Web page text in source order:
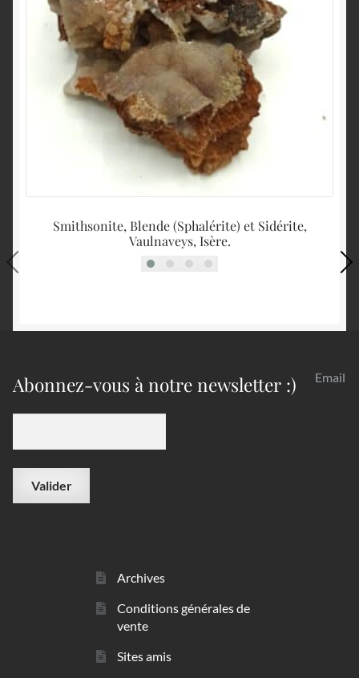
Smithsonite, Blende (Sphalérite) et Sidérite,
Vaulnaveys, Isère.
Abonnez-vous à notre newsletter :) Email
Archives
Conditions générales de
vente
Sites amis